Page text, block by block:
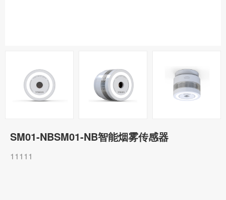
SM01-NBSM01-NB智能烟雾传感器
11111